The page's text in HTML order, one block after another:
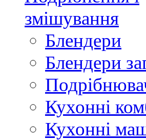
змішування
Блендери
Блендери
Кухонні
Кухонні